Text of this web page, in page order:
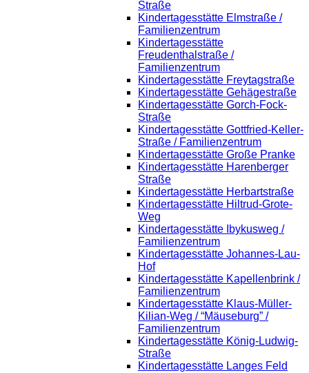
Straße
Kindertagesstätte Elmstraße /
Familienzentrum
Kindertagesstätte
Freudenthalstraße /
Familienzentrum
Kindertagesstätte Freytagstraße
Kindertagesstätte Gehägestraße
Kindertagesstätte Gorch-Fock-
Straße
Kindertagesstätte Gottfried-Keller-
Straße / Familienzentrum
Kindertagesstätte Große Pranke
Kindertagesstätte Harenberger
Straße
Kindertagesstätte Herbartstraße
Kindertagesstätte Hiltrud-Grote-
Weg
Kindertagesstätte Ibykusweg /
Familienzentrum
Kindertagesstätte Johannes-Lau-
Hof
Kindertagesstätte Kapellenbrink /
Familienzentrum
Kindertagesstätte Klaus-Müller-
Kilian-Weg / “Mäuseburg” /
Familienzentrum
Kindertagesstätte König-Ludwig-
Straße
Kindertagesstätte Langes Feld